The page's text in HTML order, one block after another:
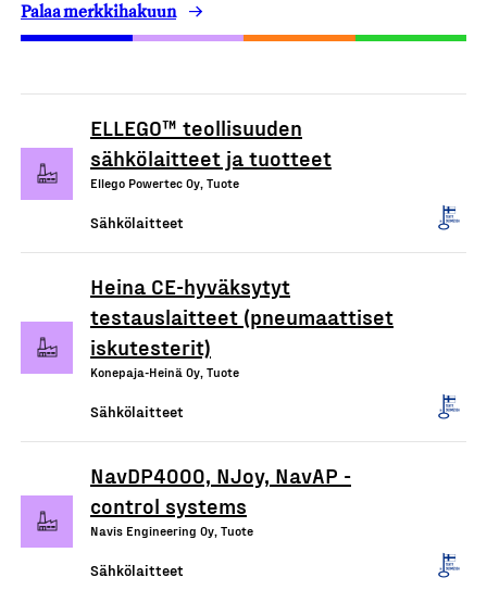
Palaa merkkihakuun
ELLEGO™ teollisuuden
sähkölaitteet ja tuotteet
Ellego Powertec Oy, Tuote
Sähkölaitteet
Heina CE-hyväksytyt
testauslaitteet (pneumaattiset
iskutesterit)
Konepaja-Heinä Oy, Tuote
Sähkölaitteet
NavDP4000, NJoy, NavAP -
control systems
Navis Engineering Oy, Tuote
Sähkölaitteet